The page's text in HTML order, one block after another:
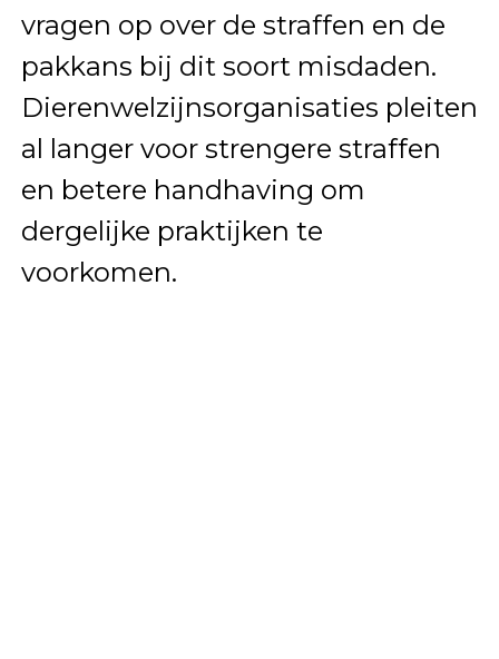
vragen op over de straffen en de
pakkans bij dit soort misdaden.
Dierenwelzijnsorganisaties pleiten
al langer voor strengere straffen
en betere handhaving om
dergelijke praktijken te
voorkomen.